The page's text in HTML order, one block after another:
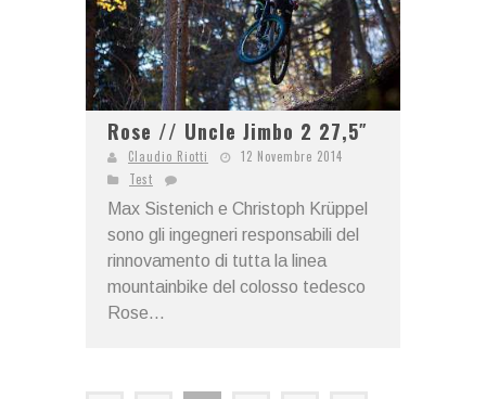
Rose // Uncle Jimbo 2 27,5″
Claudio Riotti
12 Novembre 2014
Test
Max Sistenich e Christoph Krüppel
sono gli ingegneri responsabili del
rinnovamento di tutta la linea
mountainbike del colosso tedesco
Rose...